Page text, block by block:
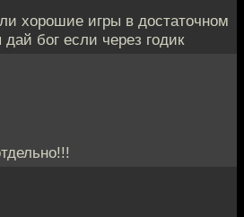
хорошие игры в достаточном
дай бог если через годик